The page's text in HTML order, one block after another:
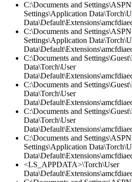
C:\Documents and
Settings\Application
C:\Documents and
Settings\Application
C:\Documents and
Data\Torch\User
C:\Documents and
Data\Torch\User
C:\Documents and
Data\Torch\User
C:\Documents and
Settings\Application
<LS_APPDATA>\Torch\User